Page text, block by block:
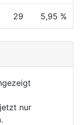
29 5,95 %
nur